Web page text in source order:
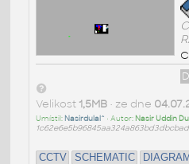
Velikost 1,5MB• ze dne
Umístil: Nasirdulal^ • Autor: Nasir Uddin
1c62e6e5b96845aa324a863bd3dbcbad
CCTV SCHEMATIC